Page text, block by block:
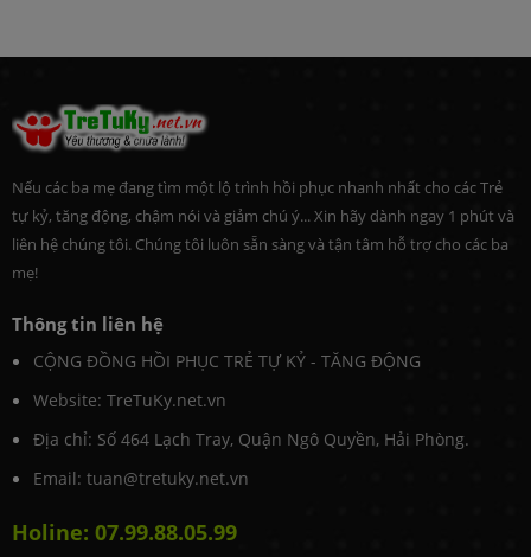
Nếu các ba mẹ đang tìm một lộ trình hồi phục nhanh nhất cho các Trẻ
tự kỷ, tăng động, chậm nói và giảm chú ý... Xin hãy dành ngay 1 phút và
liên hệ chúng tôi. Chúng tôi luôn sẵn sàng và tận tâm hỗ trợ cho các ba
mẹ!
Thông tin liên hệ
CỘNG ĐỒNG HỒI PHỤC TRẺ TỰ KỶ - TĂNG ĐỘNG
Website: TreTuKy.net.vn
Địa chỉ: Số 464 Lạch Tray, Quận Ngô Quyền, Hải Phòng.
Email: tuan@tretuky.net.vn
Holine: 07.99.88.05.99